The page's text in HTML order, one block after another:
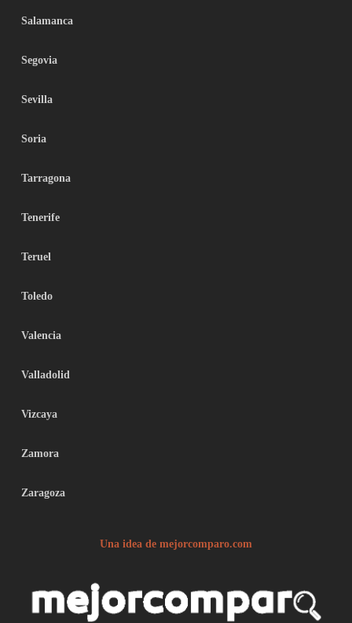
Salamanca
Segovia
Sevilla
Soria
Tarragona
Tenerife
Teruel
Toledo
Valencia
Valladolid
Vizcaya
Zamora
Zaragoza
Una idea de mejorcomparo.com